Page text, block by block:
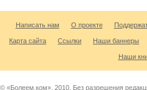
Написать нам О проекте
Карта сайта Ссылки Наши баннеры
Наши
© «Болеем.ком». 2010. Без разрешения